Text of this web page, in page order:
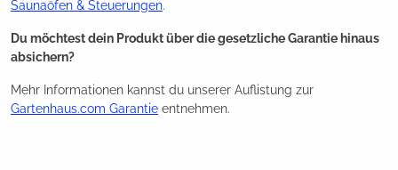
Saunaöfen & Steuerungen.
Du möchtest dein Produkt über die gesetzliche Garantie hinaus
absichern?
Mehr Informationen kannst du unserer Auflistung zur
Gartenhaus.com Garantie entnehmen.